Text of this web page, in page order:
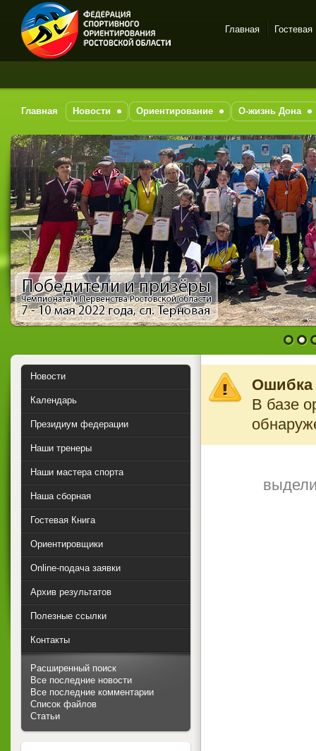
Спортивное
на-Дону
Главная Гостевая
Главная Новости Ориентирование О-жизнь Дона
1 2
Ошибка
В базе
Новости
Календарь
Президиум федерации
Наши тренеры
Наши мастера спорта
Наша сборная
Гостевая Книга
Ориентировщики
Online-подача заявки
Архив результатов
Полезные ссылки
Контакты
Расширенный поиск
Все последние новости
Все последние комментарии
Список файлов
Статьи